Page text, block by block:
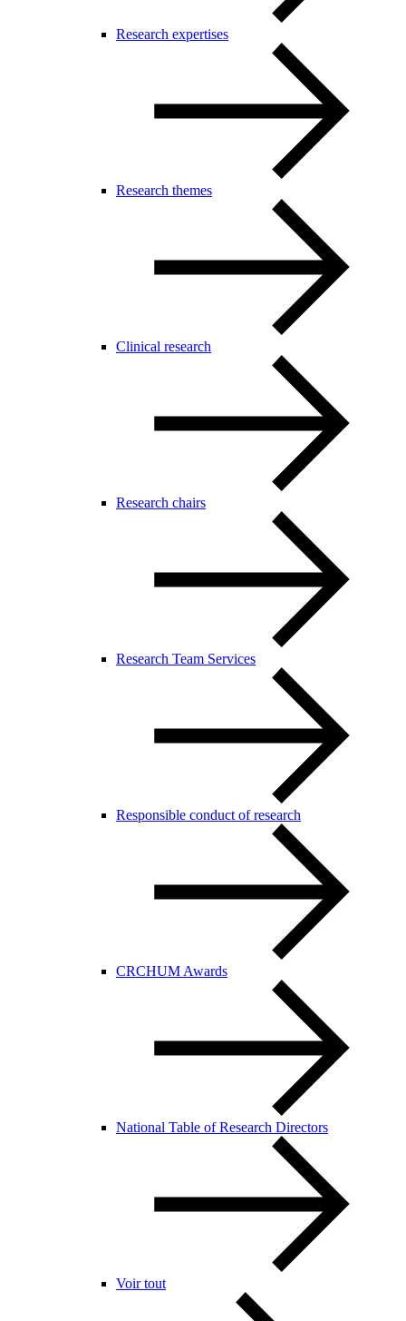
Research expertises
Research themes
Clinical research
Research chairs
Research Team Services
Responsible conduct of research
CRCHUM Awards
National Table of Research Directors
Voir tout